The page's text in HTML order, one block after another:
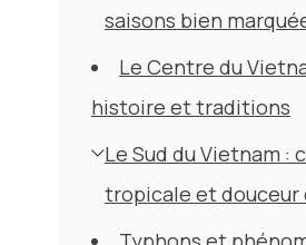
saisons bien
Le Centre du
histoire et traditions
Le Sud du Vietnam :
tropicale et douceur